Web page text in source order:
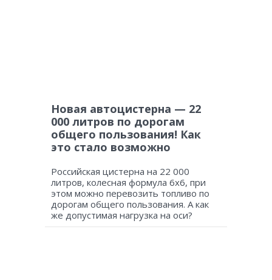
Новая автоцистерна — 22
000 литров по дорогам
общего пользования! Как
это стало возможно
Российская цистерна на 22 000
литров, колесная формула 6х6, при
этом можно перевозить топливо по
дорогам общего пользования. А как
же допустимая нагрузка на оси?